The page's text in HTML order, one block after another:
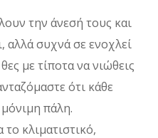
την άνεσή τους και
αλλά συχνά σε ενοχλεί
με τίποτα να νιώθεις
ότι κάθε
πάλη.
κλιματιστικό,